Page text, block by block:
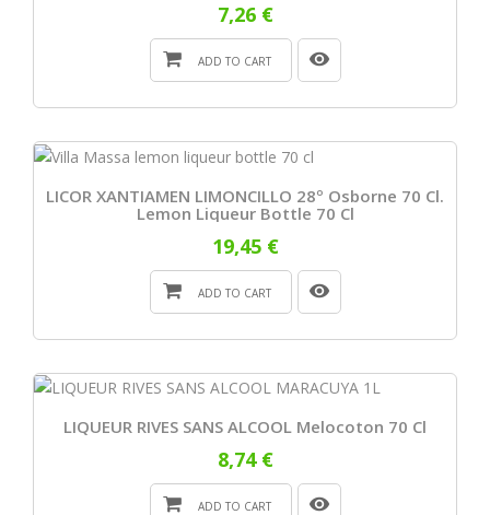
7,26 €
ADD TO CART
LICOR XANTIAMEN LIMONCILLO 28º Osborne 70 Cl.
Lemon Liqueur Bottle 70 Cl
19,45 €
ADD TO CART
LIQUEUR RIVES SANS ALCOOL Melocoton 70 Cl
8,74 €
ADD TO CART